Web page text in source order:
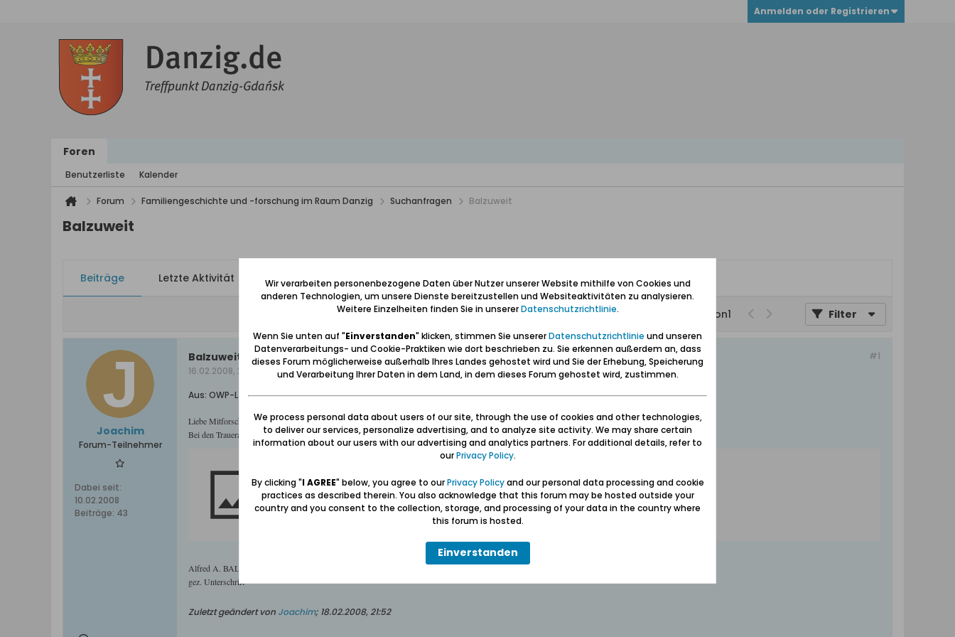
Anmelden oder Registrieren
Foren
Benutzerliste Kalender
Forum Familiengeschichte und -forschung im Raum Danzig Suchanfragen Balzuweit
Balzuweit
Beiträge Letzte Aktivität Bilder
von1 Filter
Joachim
Forum-Teilnehmer
Dabei seit:
10.02.2008
Beiträge: 43
#1
Balzuweit
16.02.2008, 22:24
Aus: OWP-L am 14.2.2008
Liebe Mitforscher!
Bei den Traueranzeigen von Kankakee, Illinois, USA fand ich:
Alfred A. BALZUWEIT Sr. * 12. August 1900 in Danzig; Er ging 1928 in die USA und starb am 17. November 1998.
gez. Unterschrift
Zuletzt geändert von Joachim; 18.02.2008, 21:52
Wir verarbeiten personenbezogene Daten über Nutzer unserer Website mithilfe von Cookies und
anderen Technologien, um unsere Dienste bereitzustellen und Websiteaktivitäten zu analysieren.
Weitere Einzelheiten finden Sie in unsererDatenschutzrichtlinie.
Wenn Sie unten auf "Einverstanden" klicken, stimmen Sie unsererDatenschutzrichtlinie und unseren
Datenverarbeitungs- und Cookie-Praktiken wie dort beschrieben zu. Sie erkennen außerdem an, dass
dieses Forum möglicherweise außerhalb Ihres Landes gehostet wird und Sie der Erhebung, Speicherung
und Verarbeitung Ihrer Daten in dem Land, in dem dieses Forum gehostet wird, zustimmen.
We process personal data about users of our site, through the use of cookies and other technologies,
to deliver our services, personalize advertising, and to analyze site activity. We may share certain
information about our users with our advertising and analytics partners. For additional details, refer to
ourPrivacy Policy.
By clicking "I AGREE" below, you agree to ourPrivacy Policyand our personal data processing and cookie
practices as described therein. You also acknowledge that this forum may be hosted outside your
country and you consent to the collection, storage, and processing of your data in the country where
this forum is hosted.
Einverstanden